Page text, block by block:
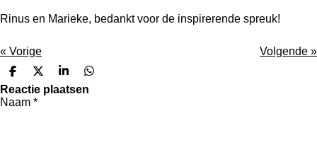
Rinus en Marieke, bedankt voor de inspirerende spreuk!
« Vorige Volgende »
D
e
l
e
D
e
e
S
h
D
e
Reactie plaatsen
Naam *